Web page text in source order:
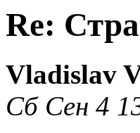
Re:
Vladislav
Сб Сен 4